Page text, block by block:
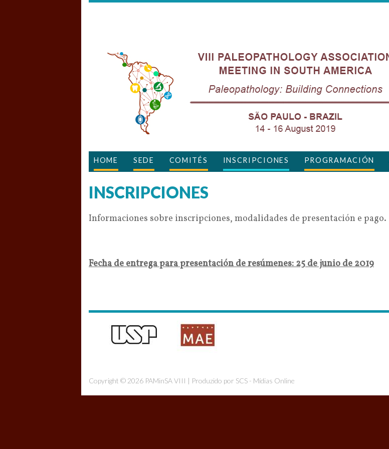
HOME SEDE COMITÉS INSCRIPCIONES PROGRAMACIÓN
INSCRIPCIONES
Informaciones sobre inscripciones, modalidades de presentación e pago.
Fecha de entrega para presentación de resúmenes: 25 de junio de 2019
Copyright © 2026 PAMinSA VIII | Produzido por SCS - Mídias Online